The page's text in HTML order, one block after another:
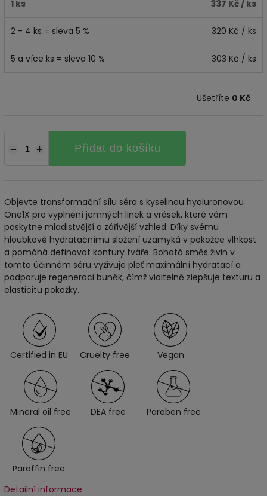
1 ks 337 Kč / ks
2 - 4 ks = sleva 5 % 320 Kč / ks
5 a více ks = sleva 10 % 303 Kč / ks
Ušetříte 0 Kč
+
− Přidat do košíku
Objevte transformační sílu séra s kyselinou hyaluronovou
One1X pro vyplnění jemných linek a vrásek, které vám
poskytne mladistvější a zářivější vzhled. Díky svému
hloubkově hydratačnímu složení uzamyká v pokožce vlhkost
a pomáhá definovat kontury tváře. Bohatá směs živin v
tomto účinném séru vyživuje pleť maximální hydratací a
podporuje regeneraci buněk, čímž viditelně zlepšuje texturu a
elasticitu pokožky.
Certified in EU Cruelty free Vegan
Mineral oil free DEA free Paraben free
Paraffin free
Detailní informace